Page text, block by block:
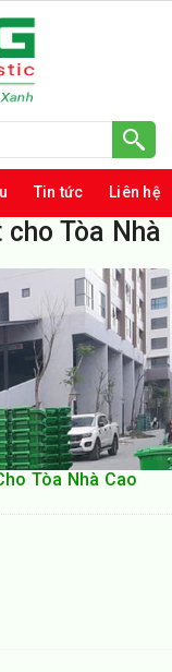
Tin tức Liên hệ
Tòa Nhà
Tòa Nhà Cao